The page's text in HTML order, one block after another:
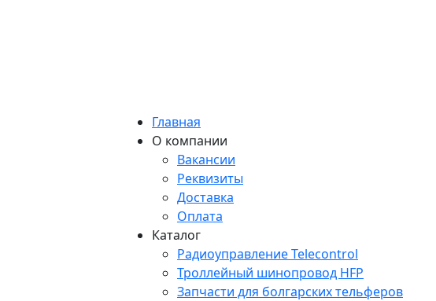
Главная
О компании
Вакансии
Реквизиты
Доставка
Оплата
Каталог
Радиоуправление Telecontrol
Троллейный шинопровод HFP
Запчасти для болгарских тельферов